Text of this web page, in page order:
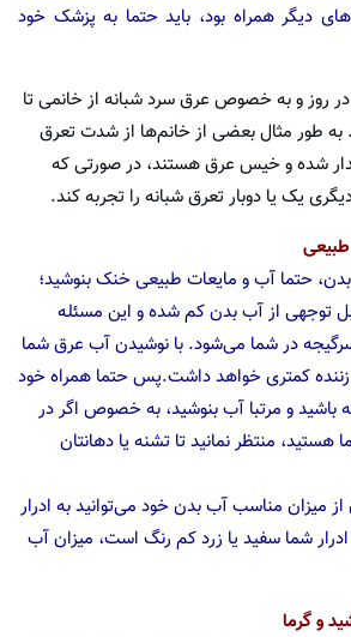
دیگر همراه بود، باید حتما به پزشک خود
روز و به خصوص عرق سرد شبانه از خانمی تا
طور مثال بعضی از خانم‌ها از شدت تعرق
شده و خیس عرق هستند، در صورتی که
یک یا دوبار تعرق شبانه را تجربه کند.
حتما آب و مایعات طبیعی خنک بنوشید؛
توجهی از آب بدن کم شده و این مسئله
در شما می‌شود. با نوشیدن آب عرق شما
زننده کمتری خواهد داشت.پس حتما همراه خود
و مرتبا آب بنوشید، به خصوص اگر در
منتظر نمانید تا تشنه یا دهانتان
میزان مناسب آب بدن خود می‌توانید به ادرار
شما سفید یا زرد کم رنگ است، میزان آب